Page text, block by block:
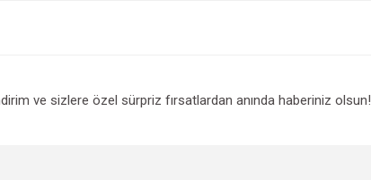
ve sizlere özel sürpriz fırsatlardan anında haberiniz olsun!